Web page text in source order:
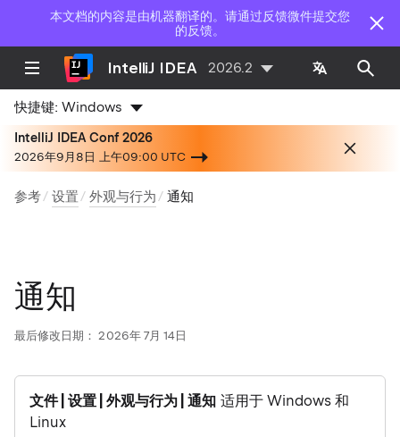
本文档的内容是由机器翻译的。请通过反馈微件提交您
的反馈。
IntelliJ IDEA 2026.2
快捷键:Windows
IntelliJ IDEA Conf 2026
2026年9月8日 上午09:00 UTC
参考 设置 外观与行为 通知
通知
最后修改日期： 2026年 7月 14日
文件 | 设置 | 外观与行为 | 通知 适用于 Windows 和
Linux